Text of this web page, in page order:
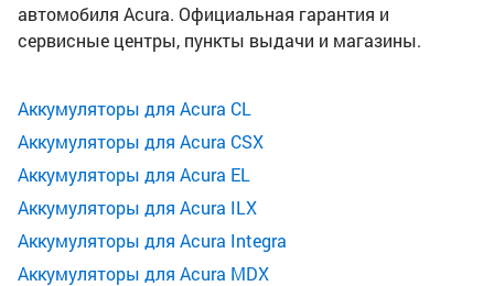
автомобиля Acura. Официальная гарантия и
сервисные центры, пункты выдачи и магазины.
Аккумуляторы для Acura CL
Аккумуляторы для Acura CSX
Аккумуляторы для Acura EL
Аккумуляторы для Acura ILX
Аккумуляторы для Acura Integra
Аккумуляторы для Acura MDX